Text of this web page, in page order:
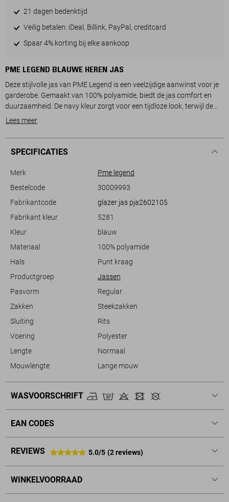
21 dagen bedenktijd
Veilig betalen: iDeal, Billink, PayPal, creditcard
Spaar 4% korting bij elke aankoop
PME LEGEND BLAUWE HEREN JAS
Deze stijlvolle jas van PME Legend is een veelzijdige aanwinst voor je
garderobe. Gemaakt van 100% polyamide, biedt de jas comfort en
duurzaamheid. De navy kleur zorgt voor een tijdloze look, terwijl de
regular fit met rits jouw dagelijkse outfit een casual touch geeft. De
voor de lente. Handige steekzakken maken het een praktische keuze
voor alledaags gebruik.
De jas straalt een ontspannen stijl uit die gemakkelijk te combineren is
met vrienden afspreekt, deze jas past perfect bij een jeans en een
simpel T-shirt. Het subtiele PME Legend-logo op de mouw en borst
voegt een extra stijlvol detail toe zonder te overheersen. Ideaal voor
Meer informatie:
De totale lengte is 68 cm bij maat M.
Lees meer
SPECIFICATIES
Merk
Pme legend
Bestelcode
30009993
Fabrikantcode
glazer jas pja2602105
Fabrikant kleur
5281
Kleur
blauw
Materiaal
100% polyamide
Hals
Punt kraag
Productgroep
Jassen
Pasvorm
Regular
Zakken
Steekzakken
Sluiting
Rits
Voering
Polyester
Lengte
Normaal
Mouwlengte
Lange mouw
WASVOORSCHRIFT
EAN CODES
REVIEWS 5.0/5 (2 reviews)
WINKELVOORRAAD